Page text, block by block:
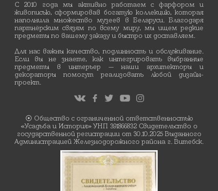
С 2010 года мы активно работаем с фарфором и
живописью, сформировав богатую коллекцию, которая
наполнила множество музеев в Беларуси. Благодаря
партнёрским связям по всему миру, мы ищем редкие
предметы по вашему заказу и быстро их доставляем.
Для нас важны качество, подлинность и обслуживание.
Если вы не знаете, как интегрировать выбранные
предметы в интерьер — наши архитекторы и
декораторы помогут реализовать любой дизайн-
проект.
⦿ Общество с ограниченной ответственностью
«Усадьба и История» УНП 391866832 Свидетельство о
государственной регистрации от 30.10.2025 Выданного
Администрацией Железнодорожного района г. Витебск.